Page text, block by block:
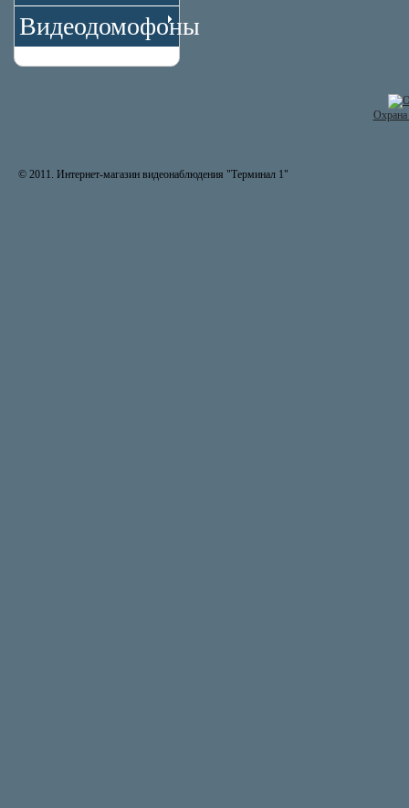
Видеодомофоны
© 2011. Интернет-магазин видеонаблюдения "Терминал 1"